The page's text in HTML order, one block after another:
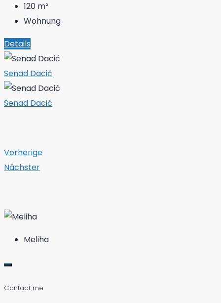
120 m²
Wohnung
Details
Senad Dacić
Senad Dacić
Vorherige
Nächster
Meliha
Contact me